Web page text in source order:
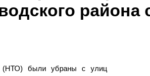
района
(НТО) были убраны с улиц